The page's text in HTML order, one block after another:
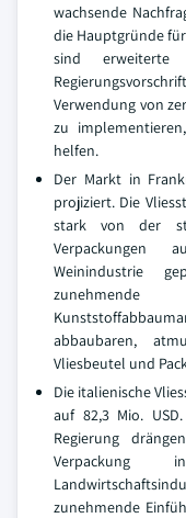
wachsende
die Hauptgründe
sind erweiterte
Verwendung von
zu
helfen.
Der Markt in
projiziert. Die
stark von der
Verpackungen
Weinindustrie
abbaubaren,
Vliesbeutel und
Die italienische
auf 82,3 Mio.
Regierung
zunehmende